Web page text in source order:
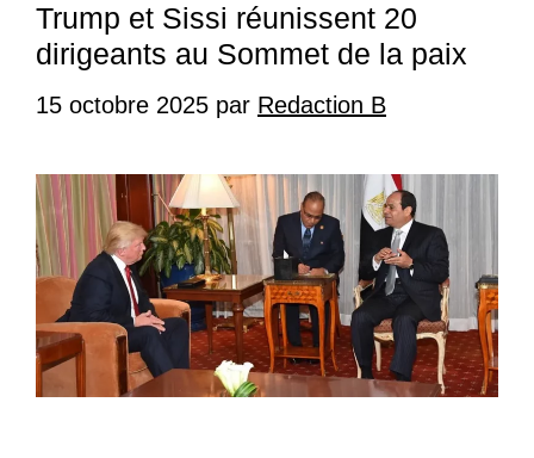
Trump et Sissi réunissent 20
dirigeants au Sommet de la paix
15 octobre 2025 par Redaction B